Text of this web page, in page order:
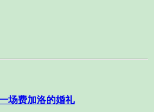
场费加洛的婚礼